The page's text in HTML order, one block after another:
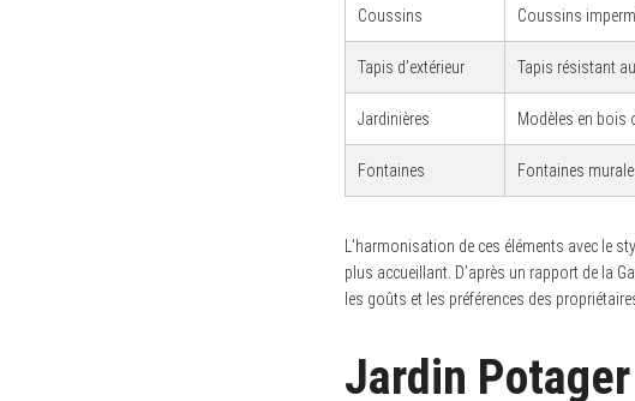
Coussins Coussins
Tapis d’extérieur Tapis résistant
Jardinières Modèles en bois
Fontaines Fontaines
L’harmonisation de ces éléments avec le
plus accueillant. D’après un rapport de la
les goûts et les préférences des
Jardin